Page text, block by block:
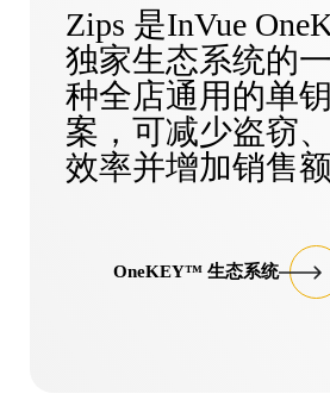
Zips 是InVue
独家生态系统的
种全店通用的单
案，可减少盗窃
效率并增加销售额
OneKEY™ 生态系统